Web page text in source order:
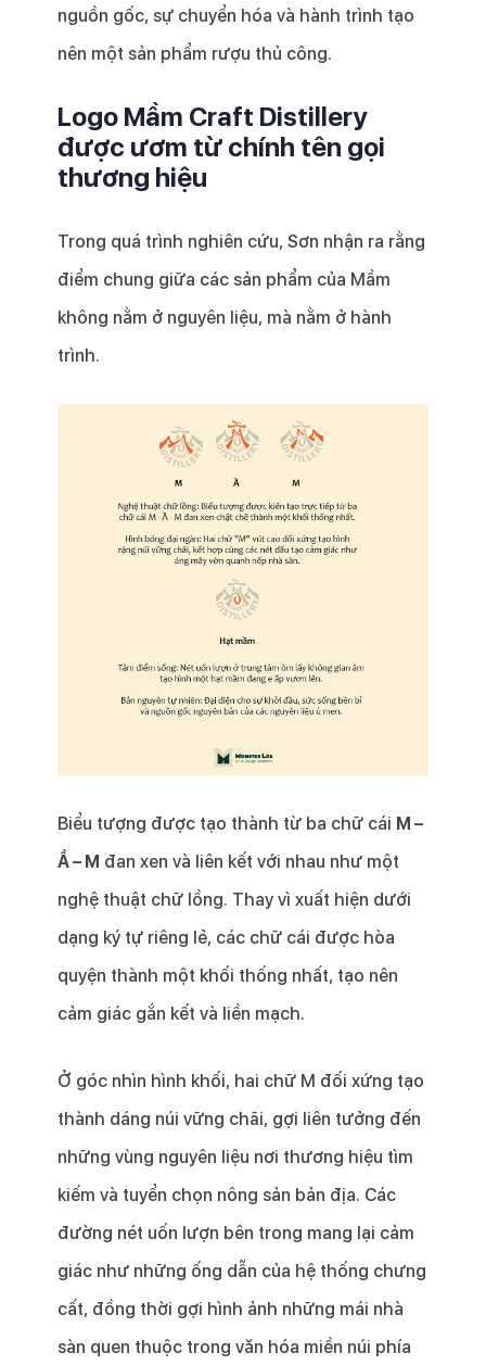
nguồn gốc, sự chuyển hóa và hành trình tạo
nên một sản phẩm rượu thủ công.
Logo Mầm Craft Distillery
được ươm từ chính tên gọi
thương hiệu
Trong quá trình nghiên cứu, Sơn nhận ra rằng
điểm chung giữa các sản phẩm của Mầm
không nằm ở nguyên liệu, mà nằm ở hành
trình.
Biểu tượng được tạo thành từ ba chữ cái M –
Ầ – M đan xen và liên kết với nhau như một
nghệ thuật chữ lồng. Thay vì xuất hiện dưới
dạng ký tự riêng lẻ, các chữ cái được hòa
quyện thành một khối thống nhất, tạo nên
cảm giác gắn kết và liền mạch.
Ở góc nhìn hình khối, hai chữ M đối xứng tạo
thành dáng núi vững chãi, gợi liên tưởng đến
những vùng nguyên liệu nơi thương hiệu tìm
kiếm và tuyển chọn nông sản bản địa. Các
đường nét uốn lượn bên trong mang lại cảm
giác như những ống dẫn của hệ thống chưng
cất, đồng thời gợi hình ảnh những mái nhà
sàn quen thuộc trong văn hóa miền núi phía